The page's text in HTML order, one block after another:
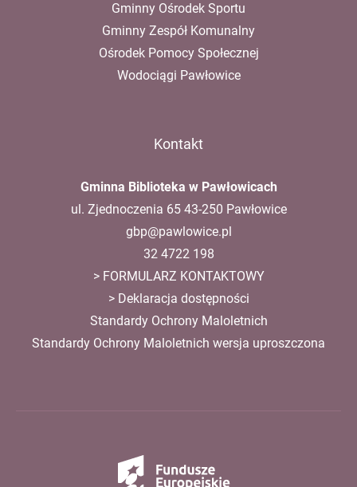
Gminny Ośrodek Sportu
Gminny Zespół Komunalny
Ośrodek Pomocy Społecznej
Wodociągi Pawłowice
Kontakt
Gminna Biblioteka w Pawłowicach
ul. Zjednoczenia 65 43-250 Pawłowice
gbp@pawlowice.pl
32 4722 198
>FORMULARZ KONTAKTOWY
> Deklaracja dostępności
Standardy Ochrony Maloletnich
Standardy Ochrony Maloletnich wersja uproszczona
Fundusze
Europejskie